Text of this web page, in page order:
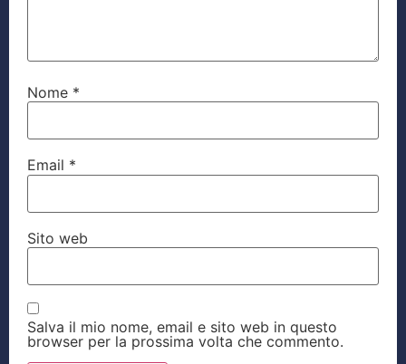
Nome *
Email *
Sito web
Salva il mio nome, email e sito web in questo
browser per la prossima volta che commento.